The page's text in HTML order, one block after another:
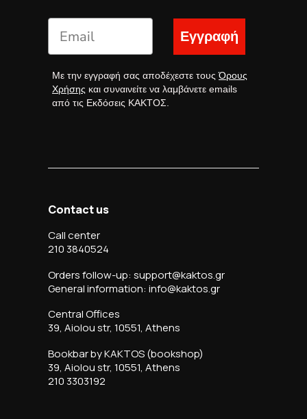
Εγγραφή
Με την εγγραφή σας αποδέχεστε τουςΌρους
Χρήσης και συναινείτε να λαμβάνετε emails
από τις Εκδόσεις ΚΑΚΤΟΣ.
Contact us
Call center
210 3840524
Orders follow-up: support@kaktos.gr
General information: info@kaktos.gr
Central Offices
39, Aiolou str, 10551, Athens
Bookbar by KAKTOS (bookshop)
39, Aiolou str, 10551, Athens
210 3303192